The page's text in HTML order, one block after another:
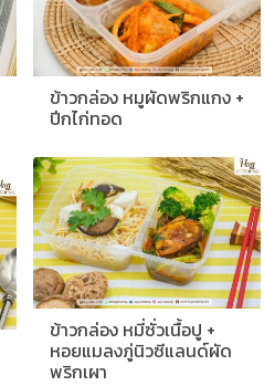
ข้าวกล่อง หมูผัดพริกแกง +
ปีกไก่ทอด
ข้าวกล่อง หมี่ซั่วเนื้อปู +
หอยแมลงภู่นิวซีแลนด์ผัด
พริกเผา